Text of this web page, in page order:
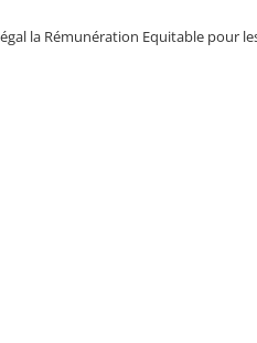
la Rémunération Equitable pour